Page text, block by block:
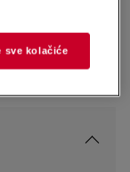
priručnika.
sve kolačiće